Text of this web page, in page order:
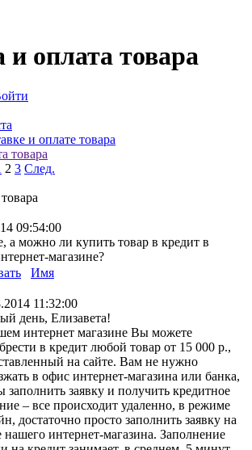
и оплата товара
и оплате товара
товара
2 3 След.
09:54:00
а можно ли купить товар в кредит в
магазине?
Имя
11:32:00
день, Елизавета!
интернет магазине Вы можете
в кредит любой товар от 15 000 р.,
на сайте. Вам не нужно
в офис интернет-магазина или банка,
заполнить заявку и получить кредитное
– все происходит удаленно, в режиме
достаточно просто заполнить заявку на
нашего интернет-магазина. Заполнение